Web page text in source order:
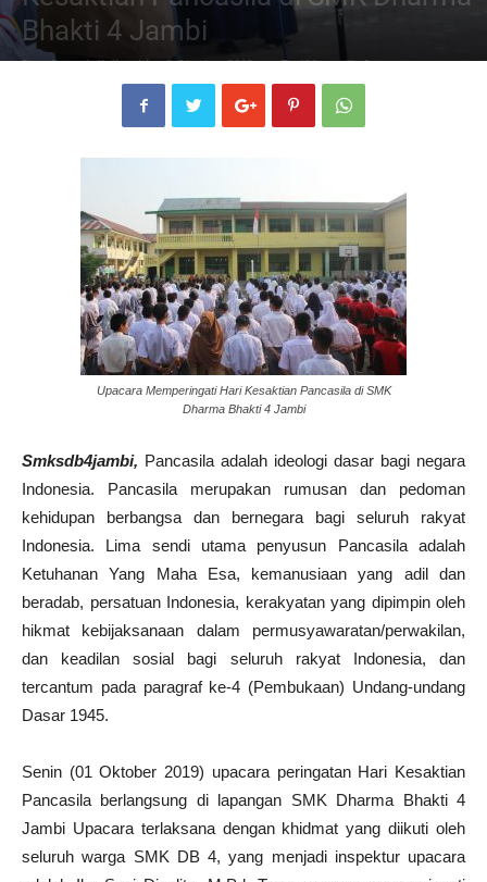
Bhakti 4 Jambi
Penulis smkdb4jambi - 2 Oktober 2019 481 0
Upacara Memperingati Hari Kesaktian Pancasila di SMK
Dharma Bhakti 4 Jambi
Smksdb4jambi, Pancasila adalah ideologi dasar bagi negara
Indonesia. Pancasila merupakan rumusan dan pedoman
kehidupan berbangsa dan bernegara bagi seluruh rakyat
Indonesia. Lima sendi utama penyusun Pancasila adalah
Ketuhanan Yang Maha Esa, kemanusiaan yang adil dan
beradab, persatuan Indonesia, kerakyatan yang dipimpin oleh
hikmat kebijaksanaan dalam permusyawaratan/perwakilan,
dan keadilan sosial bagi seluruh rakyat Indonesia, dan
tercantum pada paragraf ke-4 (Pembukaan) Undang-undang
Dasar 1945.
Senin (01 Oktober 2019) upacara peringatan Hari Kesaktian
Pancasila berlangsung di lapangan SMK Dharma Bhakti 4
Jambi Upacara terlaksana dengan khidmat yang diikuti oleh
seluruh warga SMK DB 4, yang menjadi inspektur upacara